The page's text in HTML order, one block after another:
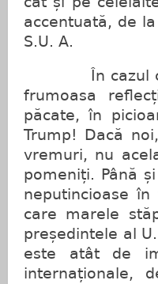
accentuată, de
S.U. A.
În cazul celor
frumoasa
păcate, în
Trump! Dacă
vremuri, nu
pomeniți. Până
neputincioase
care marele
președintele al
este atât de
internaționale,